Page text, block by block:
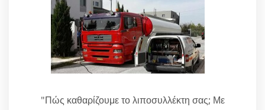
"Πώς καθαρίζουμε το λιποσυλλέκτη σας; Με